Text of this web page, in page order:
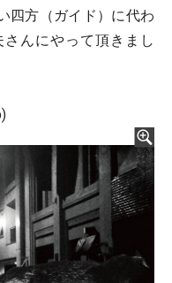
四方（ガイド）に代わ
んにやって頂きまし